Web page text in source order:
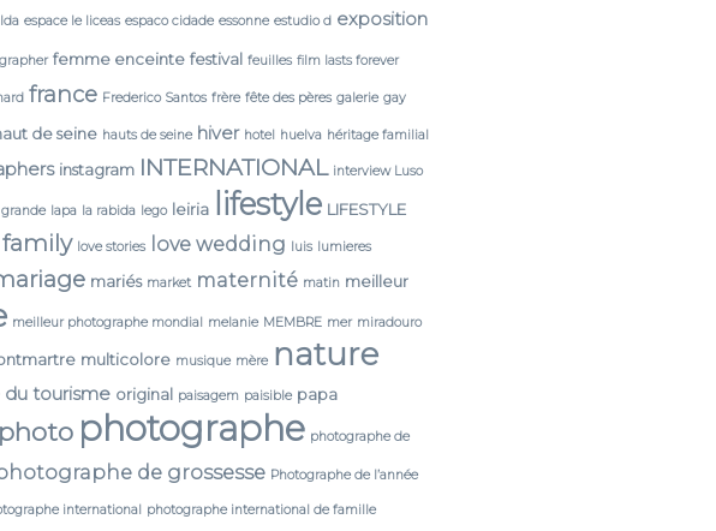
espace le liceas espaco cidade essonne estudio d exposition
femme enceinte festival feuilles film lasts forever
france Frederico Santos frère fête des pères galerie gay
de seine hauts de seine hiver hotel huelva héritage familial
instagram INTERNATIONAL interview Luso
lapa la rabida lego leiria lifestyle LIFESTYLE
family love stories love wedding luis lumieres
mariés market maternité matin meilleur
meilleur photographe mondial melanie MEMBRE mer miradouro
multicolore musique mère nature
tourisme original paisagem paisible papa
photo photographe photographe de
de grossesse Photographe de l’année
international photographe international de famille